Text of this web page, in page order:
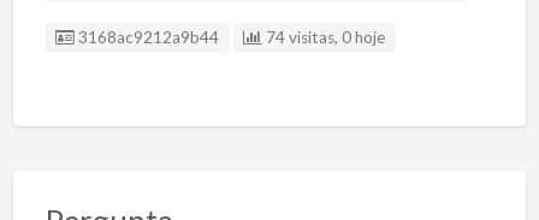
ID Anúncio
3168ac9212a9b44 74 visitas, 0 hoje